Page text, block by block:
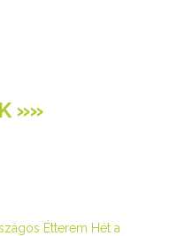
»»
a Tisza-tónál
cikk: Országos
Étterem Hét a